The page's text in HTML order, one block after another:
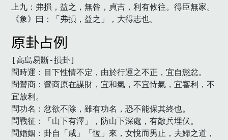
上九：弗損，益之，無咎，貞吉，利有攸往。得臣無家。
《象》曰：「弗損，益之」，大得志也。
原卦占例
[高島易斷-損卦]
問時運：目下性情不定，由於行運之不正，宜自懲忿。
問營商：營商原在謀財，宜和氣，不宜恃氣，宜審利，不
宜放利。
問功名：忿欲不除，雖有功名，恐不能保其終也。
問戰征：「山下有澤」，防山下深處，有敵兵埋伏。
問婚姻：卦自「咸」「恆」來，女悅而男止，夫婦之道，